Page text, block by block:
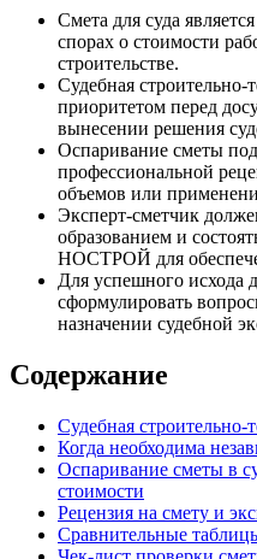
Смета для суда
спорах о стоимости
строительстве.
Судебная строительно-
приоритетом перед
вынесении решения
Оспаривание сметы
профессиональной
объемов или
Эксперт-сметчик
образованием и
НОСТРОЙ для
Для успешного исхода
сформулировать
назначении судебной
Содержание
Судебная строительно-
Когда необходима
Оспаривание сметы в
стоимости
Рецензия на смету и
Сравнительные